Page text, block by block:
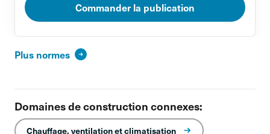
Commander la publication
Plus normes
Domaines de construction connexes:
Chauffage, ventilation et climatisation